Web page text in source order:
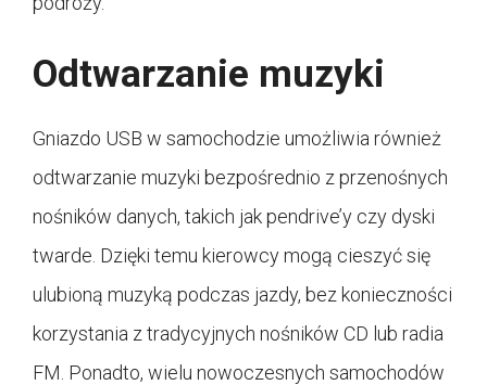
Odtwarzanie muzyki
Gniazdo USB w samochodzie umożliwia również
odtwarzanie muzyki bezpośrednio z przenośnych
nośników danych, takich jak pendrive’y czy dyski
twarde. Dzięki temu kierowcy mogą cieszyć się
ulubioną muzyką podczas jazdy, bez konieczności
korzystania z tradycyjnych nośników CD lub radia
FM. Ponadto, wielu nowoczesnych samochodów